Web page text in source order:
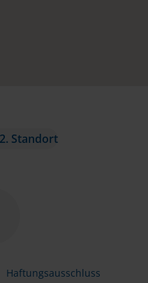
Standort
Haftungsausschluss